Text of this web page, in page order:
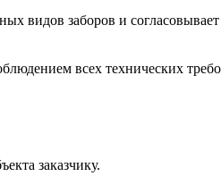
видов заборов и
всех технических
заказчику.